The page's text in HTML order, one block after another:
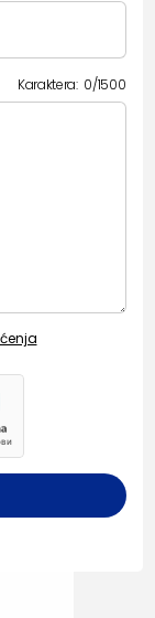
Karaktera: 0/1500